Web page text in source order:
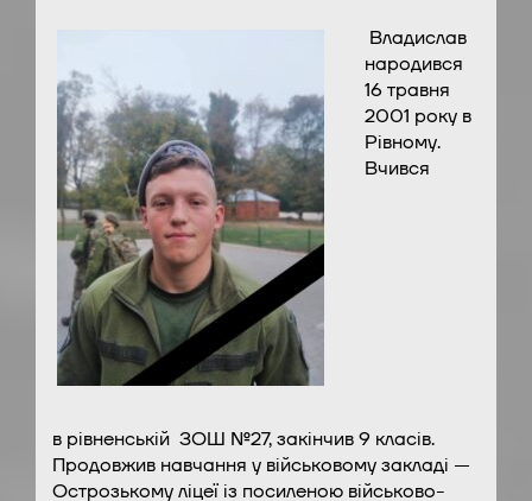
Владислав
народився
16 травня
2001 року в
Рівному.
Вчився
в рівненській ЗОШ №27, закінчив 9 класів.
Продовжив навчання у військовому закладі —
Острозькому ліцеї із посиленою військово-